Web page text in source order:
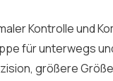
Kontrolle und
für unterwegs
größere